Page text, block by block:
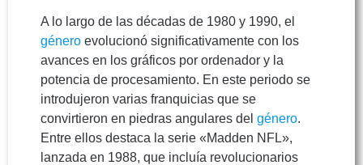
A lo largo de las décadas de 1980 y 1990, el
género evolucionó significativamente con los
avances en los gráficos por ordenador y la
potencia de procesamiento. En este periodo se
introdujeron varias franquicias que se
convirtieron en piedras angulares del género.
Entre ellos destaca la serie «Madden NFL»,
lanzada en 1988, que incluía revolucionarios